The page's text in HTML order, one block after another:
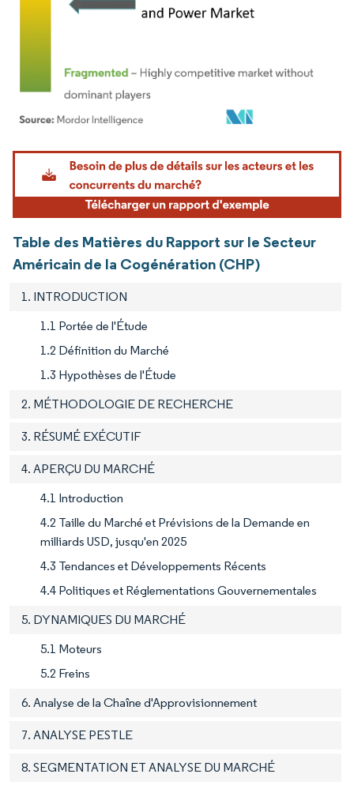
Image © Mordor Intelligence. La réutilisation nécessite une attribution sous CC BY
Table des Matières du Rapport sur le Secteur
Américain de la Cogénération (CHP)
1. INTRODUCTION
1.1 Portée de l'Étude
1.2 Définition du Marché
1.3 Hypothèses de l'Étude
2. MÉTHODOLOGIE DE RECHERCHE
3. RÉSUMÉ EXÉCUTIF
4. APERÇU DU MARCHÉ
4.1 Introduction
4.2 Taille du Marché et Prévisions de la Demande en
milliards USD, jusqu'en 2025
4.3 Tendances et Développements Récents
4.4 Politiques et Réglementations Gouvernementales
5. DYNAMIQUES DU MARCHÉ
5.1 Moteurs
5.2 Freins
6. Analyse de la Chaîne d'Approvisionnement
7. ANALYSE PESTLE
8. SEGMENTATION ET ANALYSE DU MARCHÉ